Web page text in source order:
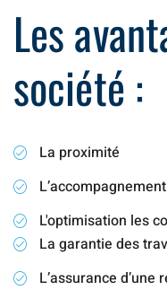
Les
société :
La proximité
L’accompagnement
L'optimisation les
La garantie des
L’assurance d’une